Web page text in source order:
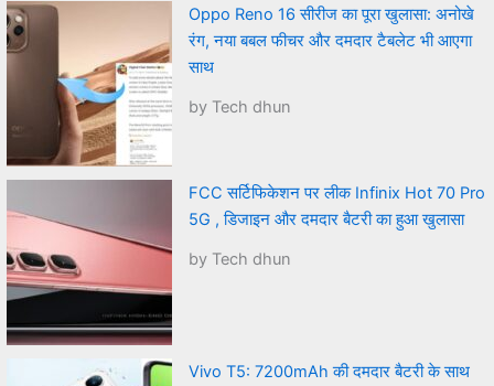
Oppo Reno 16 सीरीज का पूरा खुलासा: अनोखे
रंग, नया बबल फीचर और दमदार टैबलेट भी आएगा
साथ
by Tech dhun
FCC सर्टिफिकेशन पर लीक Infinix Hot 70 Pro
5G , डिजाइन और दमदार बैटरी का हुआ खुलासा
by Tech dhun
Vivo T5: 7200mAh की दमदार बैटरी के साथ